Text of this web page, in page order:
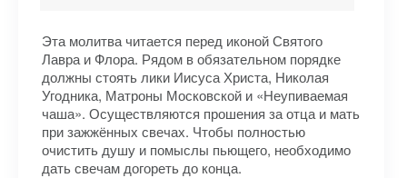
Эта молитва читается перед иконой Святого
Лавра и Флора. Рядом в обязательном порядке
должны стоять лики Иисуса Христа, Николая
Угодника, Матроны Московской и «Неупиваемая
чаша». Осуществляются прошения за отца и мать
при зажжённых свечах. Чтобы полностью
очистить душу и помыслы пьющего, необходимо
дать свечам догореть до конца.